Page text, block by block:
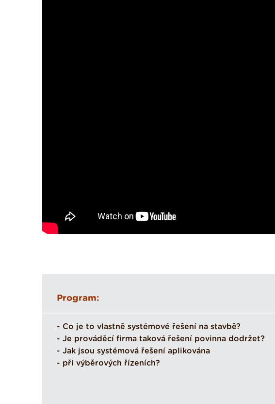
Program:
- Co je to vlastně systémové řešení na stavbě?
- Je prováděcí firma taková řešení povinna dodržet?
- Jak jsou systémová řešení aplikována
- při výběrových řízeních?